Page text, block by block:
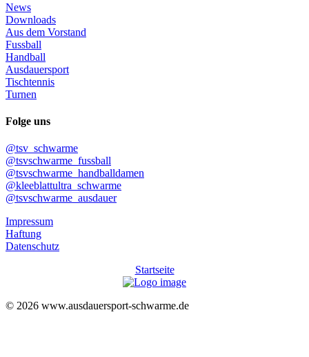
News
Downloads
Aus dem Vorstand
Fussball
Handball
Ausdauersport
Tischtennis
Turnen
Folge uns
@tsv_schwarme
@tsvschwarme_fussball
@tsvschwarme_handballdamen
@kleeblattultra_schwarme
@tsvschwarme_ausdauer
Impressum
Haftung
Datenschutz
Startseite
© 2026 www.ausdauersport-schwarme.de